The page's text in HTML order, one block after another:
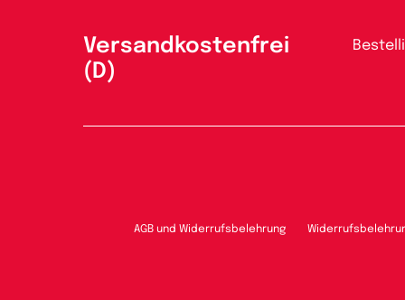
Versandkostenfrei
(D)
AGB und Widerrufsbelehrung